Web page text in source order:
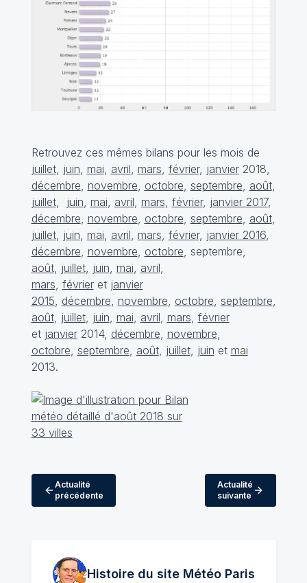
Retrouvez ces mêmes bilans pour les mois de
juillet, juin, mai, avril, mars, février, janvier2018,
décembre, novembre, octobre, septembre, août,
juillet, juin, mai, avril, mars, février, janvier 2017,
décembre, novembre, octobre, septembre, août,
juillet, juin, mai, avril, mars, février, janvier 2016,
décembre, novembre, octobre, septembre,
août, juillet, juin, mai, avril,
mars, févrieret janvier
2015, décembre, novembre, octobre, septembre,
août, juillet, juin, mai, avril, mars, février
et janvier2014, décembre, novembre,
octobre, septembre, août, juillet, juin et mai
2013.
Actualité
précédente
Actualité
suivante
Histoire du site MétéoParis